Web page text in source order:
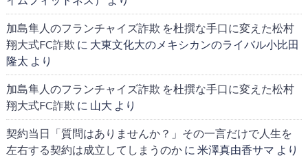
加島隼人のフランチャイズ詐欺 を杜撰な手口に変えた松村
翔大式FC詐欺 に 大東文化大のメキシカンのライバル小比田
隆太 より
加島隼人のフランチャイズ詐欺 を杜撰な手口に変えた松村
翔大式FC詐欺 に 山大 より
契約当日「質問はありませんか？」その一言だけで人生を
左右する契約は成立してしまうのかに 米澤真由香サマ より